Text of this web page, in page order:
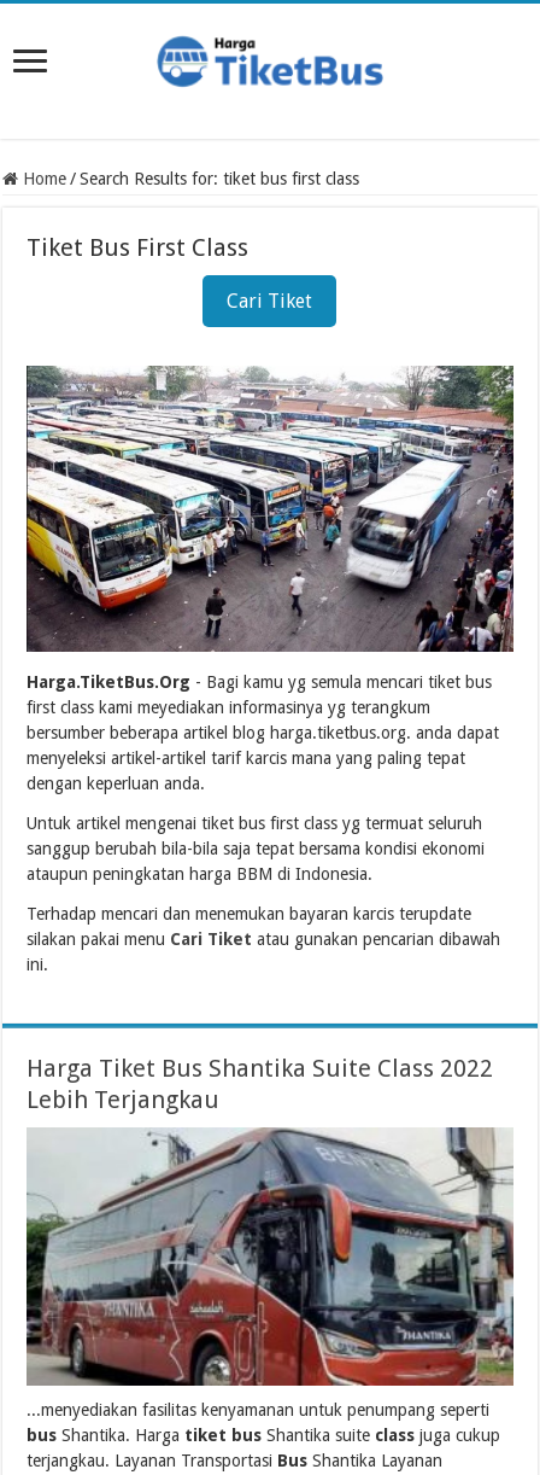
Home / Search Results for: tiket bus first class
Tiket Bus First Class
Cari Tiket
Harga.TiketBus.Org - Bagi kamu yg semula mencari tiket bus
first class kami meyediakan informasinya yg terangkum
bersumber beberapa artikel blog harga.tiketbus.org. anda dapat
menyeleksi artikel-artikel tarif karcis mana yang paling tepat
dengan keperluan anda.
Untuk artikel mengenai tiket bus first class yg termuat seluruh
sanggup berubah bila-bila saja tepat bersama kondisi ekonomi
ataupun peningkatan harga BBM di Indonesia.
Terhadap mencari dan menemukan bayaran karcis terupdate
silakan pakai menu Cari Tiket atau gunakan pencarian dibawah
ini.
Harga Tiket Bus Shantika Suite Class 2022
Lebih Terjangkau
...menyediakan fasilitas kenyamanan untuk penumpang seperti
bus Shantika. Harga tiket bus Shantika suite class juga cukup
terjangkau. Layanan Transportasi Bus Shantika Layanan